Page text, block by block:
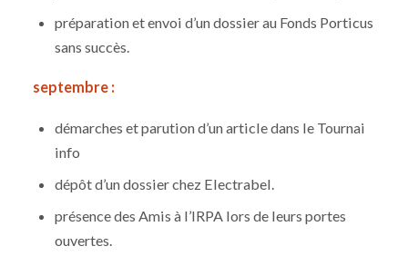
préparation et envoi d’un dossier au Fonds Porticus
sans succès.
septembre :
démarches et parution d’un article dans le Tournai
info
dépôt d’un dossier chez Electrabel.
présence des Amis à l’IRPA lors de leurs portes
ouvertes.